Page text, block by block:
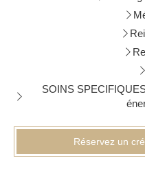
SOINS
Réservez un